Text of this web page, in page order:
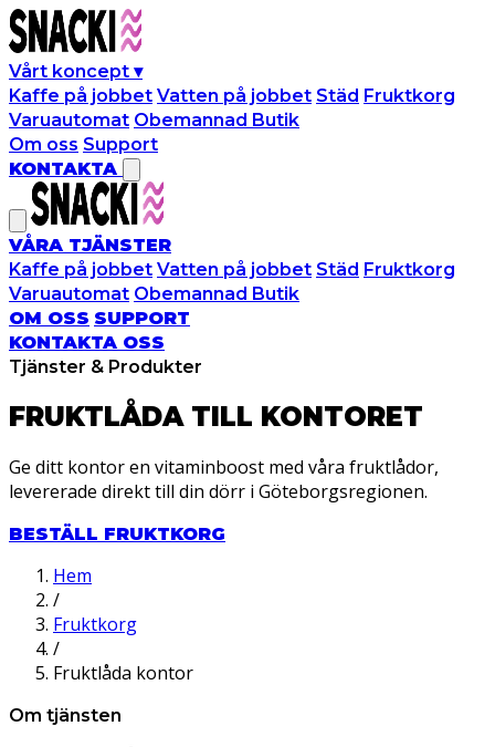
Vårt koncept ▾
Kaffe på jobbet Vatten på jobbet Städ Fruktkorg
Varuautomat Obemannad Butik
Om oss Support
KONTAKTA
VÅRA TJÄNSTER
Kaffe på jobbet Vatten på jobbet Städ Fruktkorg
Varuautomat Obemannad Butik
OM OSS SUPPORT
KONTAKTA OSS
Tjänster & Produkter
FRUKTLÅDA TILL KONTORET
Ge ditt kontor en vitaminboost med våra fruktlådor,
levererade direkt till din dörr i Göteborgsregionen.
BESTÄLL FRUKTKORG
Hem
/
Fruktkorg
/
Fruktlåda kontor
Om tjänsten